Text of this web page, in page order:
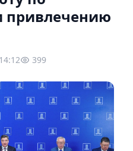
привлечению
399